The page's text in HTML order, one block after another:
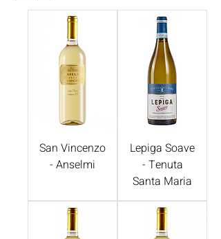
Lepiga Soave
- Tenuta
Santa Maria
San Vincenzo
- Anselmi